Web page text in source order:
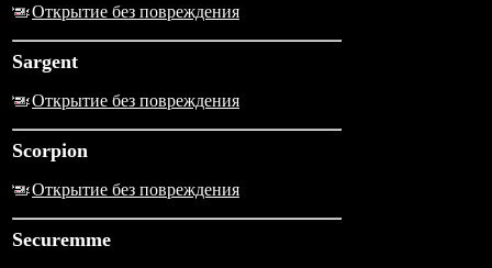
Открытие без повреждения
Sargent
Открытие без повреждения
Scorpion
Открытие без повреждения
Securemme